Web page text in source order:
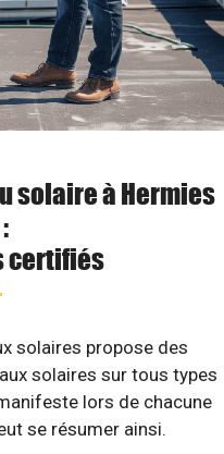
solaire à Hermies
certifiés
solaires propose des
solaires sur tous types
lors de chacune
se résumer ainsi.